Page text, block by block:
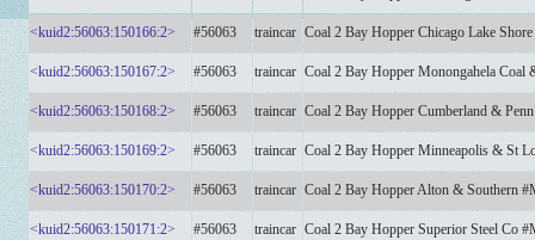
<kuid2:56063:150166:2> #56063 traincar Coal 2 Bay Hopper Chicago Lake
<kuid2:56063:150167:2> #56063 traincar Coal 2 Bay Hopper Monongahela
<kuid2:56063:150168:2> #56063 traincar Coal 2 Bay Hopper Cumberland &
<kuid2:56063:150169:2> #56063 traincar Coal 2 Bay Hopper Minneapolis & St
<kuid2:56063:150170:2> #56063 traincar Coal 2 Bay Hopper Alton & Southern
<kuid2:56063:150171:2> #56063 traincar Coal 2 Bay Hopper Superior Steel Co